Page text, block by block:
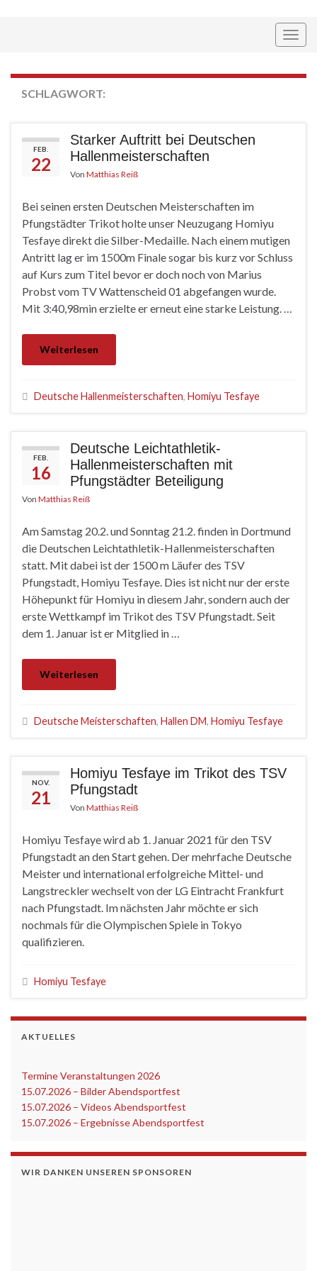
SCHLAGWORT:
FEB.
22
Starker Auftritt bei Deutschen
Hallenmeisterschaften
Von Matthias Reiß
Bei seinen ersten Deutschen Meisterschaften im
Pfungstädter Trikot holte unser Neuzugang Homiyu
Tesfaye direkt die Silber-Medaille. Nach einem mutigen
Antritt lag er im 1500m Finale sogar bis kurz vor Schluss
auf Kurs zum Titel bevor er doch noch von Marius
Probst vom TV Wattenscheid 01 abgefangen wurde.
Mit 3:40,98min erzielte er erneut eine starke Leistung. …
Weiterlesen
Deutsche Hallenmeisterschaften, Homiyu Tesfaye
FEB.
16
Deutsche Leichtathletik-
Hallenmeisterschaften mit
Pfungstädter Beteiligung
Von Matthias Reiß
Am Samstag 20.2. und Sonntag 21.2. finden in Dortmund
die Deutschen Leichtathletik-Hallenmeisterschaften
statt. Mit dabei ist der 1500 m Läufer des TSV
Pfungstadt, Homiyu Tesfaye. Dies ist nicht nur der erste
Höhepunkt für Homiyu in diesem Jahr, sondern auch der
erste Wettkampf im Trikot des TSV Pfungstadt. Seit
dem 1. Januar ist er Mitglied in …
Weiterlesen
Deutsche Meisterschaften, Hallen DM, Homiyu Tesfaye
NOV.
21
Homiyu Tesfaye im Trikot des TSV
Pfungstadt
Von Matthias Reiß
Homiyu Tesfaye wird ab 1. Januar 2021 für den TSV
Pfungstadt an den Start gehen. Der mehrfache Deutsche
Meister und international erfolgreiche Mittel- und
Langstreckler wechselt von der LG Eintracht Frankfurt
nach Pfungstadt. Im nächsten Jahr möchte er sich
nochmals für die Olympischen Spiele in Tokyo
qualifizieren.
Homiyu Tesfaye
AKTUELLES
Termine Veranstaltungen 2026
15.07.2026 – Bilder Abendsportfest
15.07.2026 – Videos Abendsportfest
15.07.2026 – Ergebnisse Abendsportfest
WIR DANKEN UNSEREN SPONSOREN